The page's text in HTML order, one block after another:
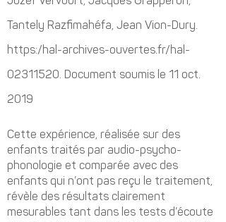
Tantely Razfimahéfa, Jean Vion-Dury.
https:/hal-archives-ouvertes.fr/hal-
02311520. Document soumis le 11 oct.
2019
Cette expérience, réalisée sur des
enfants traités par audio-psycho-
phonologie et comparée avec des
enfants qui n’ont pas reçu le traitement,
révèle des résultats clairement
mesurables tant dans les tests d’écoute